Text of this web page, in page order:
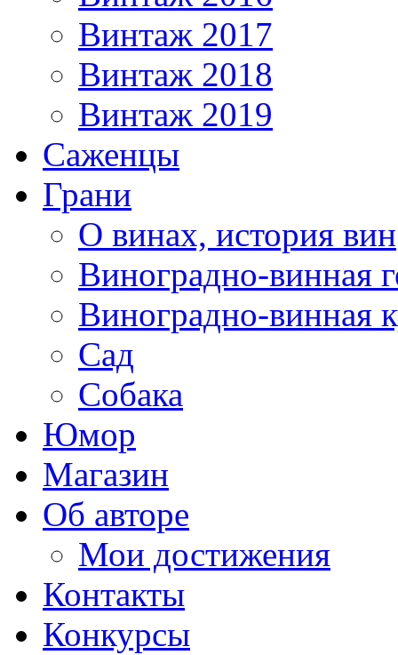
Винтаж 2017
Винтаж 2018
Винтаж 2019
Саженцы
Грани
О винах, история вин
Виноградно-винная
Виноградно-винная
Сад
Собака
Юмор
Магазин
Об авторе
Мои достижения
Контакты
Конкурсы